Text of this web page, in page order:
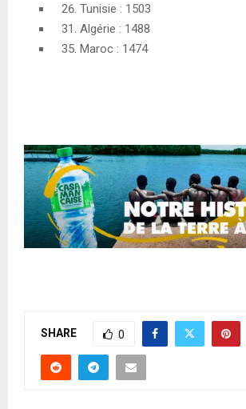
Tunisie : 1503
Algérie : 1488
Maroc : 1474
SHARE 0